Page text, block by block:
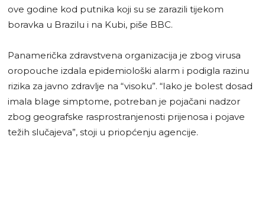
ove godine kod putnika koji su se zarazili tijekom
boravka u Brazilu i na Kubi, piše BBC.
Panamerička zdravstvena organizacija je zbog virusa
oropouche izdala epidemiološki alarm i podigla razinu
rizika za javno zdravlje na “visoku”. “Iako je bolest dosad
imala blage simptome, potreban je pojačani nadzor
zbog geografske rasprostranjenosti prijenosa i pojave
težih slučajeva”, stoji u priopćenju agencije.